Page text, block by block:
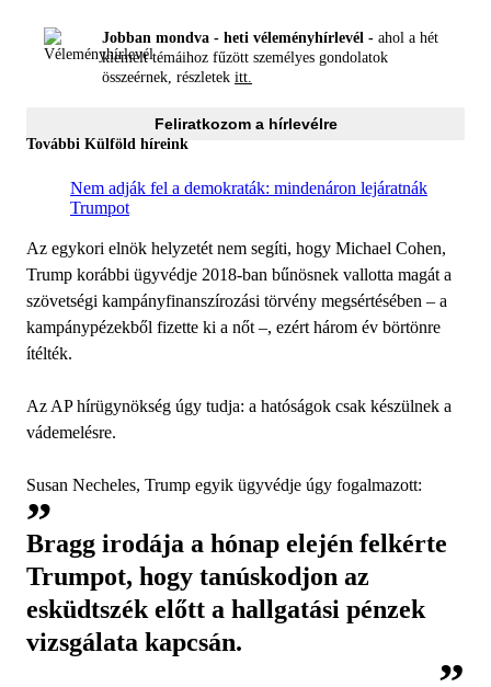
Jobban mondva - heti véleményhírlevél - ahol a hét
kiemelt témáihoz fűzött személyes gondolatok
összeérnek, részletek itt.
Feliratkozom a hírlevélre
További Külföld híreink
Nem adják fel a demokraták: mindenáron lejáratnák
Trumpot
Az egykori elnök helyzetét nem segíti, hogy Michael Cohen,
Trump korábbi ügyvédje 2018-ban bűnösnek vallotta magát a
szövetségi kampányfinanszírozási törvény megsértésében – a
kampánypézekből fizette ki a nőt –, ezért három év börtönre
ítélték.
Az AP hírügynökség úgy tudja: a hatóságok csak készülnek a
vádemelésre.
Susan Necheles, Trump egyik ügyvédje úgy fogalmazott:
Bragg irodája a hónap elején felkérte
Trumpot, hogy tanúskodjon az
esküdtszék előtt a hallgatási pénzek
vizsgálata kapcsán.